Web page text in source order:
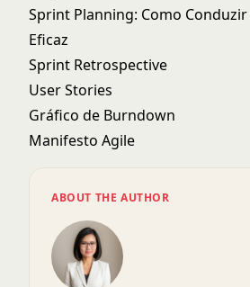
Sprint Planning: Como
Eficaz
Sprint Retrospective
User Stories
Gráfico de Burndown
Manifesto Agile
ABOUT THE AUTHOR